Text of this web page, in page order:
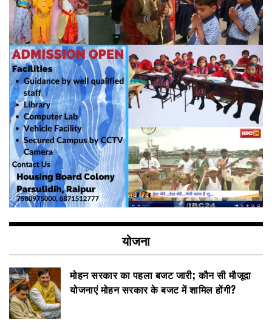
योजना
मोहन सरकार का पहला बजट जारी; कौन सी मौजूदा
योजनाएं मोहन सरकार के बजट में शामिल होंगी?